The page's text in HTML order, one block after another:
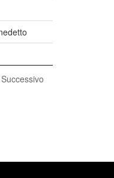
Successivo